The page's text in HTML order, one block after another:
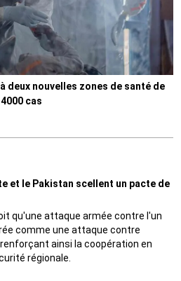
à deux nouvelles zones de santé de
cas
et le Pakistan scellent un pacte de
qu'une attaque armée contre l'un
comme une attaque contre
ainsi la coopération en
régionale.